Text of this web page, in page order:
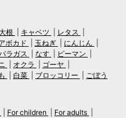
根 キャベツ
レタス
ボカド 玉ねぎ
にんじん
ラガス なす
ピーマン
オクラ
ゴーヤ
白菜 ブロッコリー ごぼう
For children
For adults